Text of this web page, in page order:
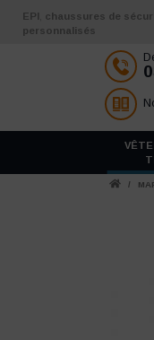
Aller au contenu
EPI chaussures de
personnalisés
/